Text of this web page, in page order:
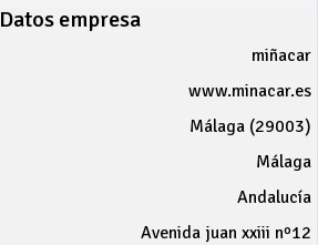
Datos empresa
miñacar
www.minacar.es
Málaga (29003)
Málaga
Andalucía
Avenida juan xxiii nº12